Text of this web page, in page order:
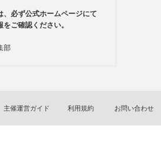
、必ず公式ホームページにて
ご確認ください。
部
主催運営ガイド 利用規約 お問い合わせ